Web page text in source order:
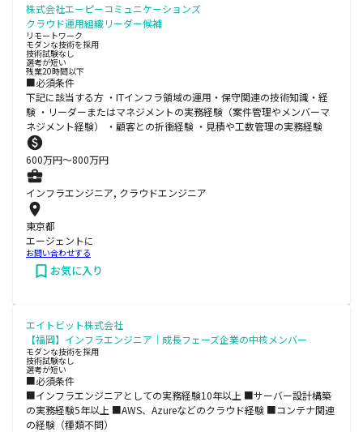
株式会社エーピーコミュニケーションズ
クラウド運用組織リーダー候補
リモートワーク
モダンな技術を採用
技術試験なし
選考が短い
残業20時間以下
■必須条件
下記に該当する方 ・ITインフラ領域の運用・保守関連の技術知識・経
験 ・リーダーまたはマネジメントの実務経験（案件管理やメンバーマ
ネジメント経験） ・顧客との折衝経験 ・見積や工数管理の実務経験
600万円〜800万円
インフラエンジニア, クラウドエンジニア
東京都
エージェントに
お問い合わせする
お気に入り
エイトビット株式会社
【福岡】インフラエンジニア｜成長フェーズ企業の中核メンバー
モダンな技術を採用
技術試験なし
選考が短い
■必須条件
■インフラエンジニアとしての実務経験10年以上 ■サーバー設計構築
の実務経験5年以上 ■AWS、Azureなどのクラウド経験 ■コンテナ関連
の経験（種類不問）